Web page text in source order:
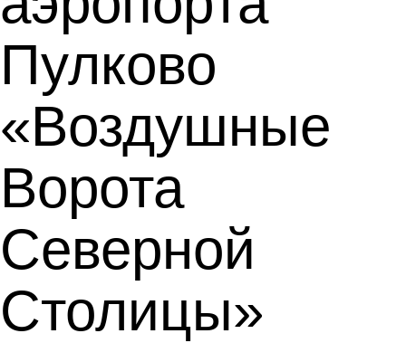
Пулково
«Воздушные
Ворота
Северной
Столицы»